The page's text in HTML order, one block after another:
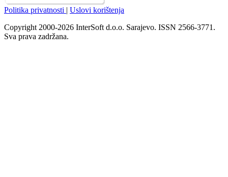
Politika privatnosti | Uslovi korištenja
Copyright 2000-2026 InterSoft d.o.o. Sarajevo. ISSN 2566-3771.
Sva prava zadržana.